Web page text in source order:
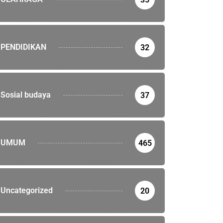
Dompu Disurvey Tim Surveyor Akreditasi
PENDIDIKAN 32
Sosial budaya 37
UMUM 465
Uncategorized 20